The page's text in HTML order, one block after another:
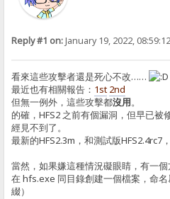
Reply #1 on:January 19, 2022,
看來這些攻擊者還是死心不改……
最近也有相關報告： 1st 2nd
但無一例外，這些攻擊都沒用。
的確，HFS2 之前有個漏洞，但早已
經見不到了。
最新的HFS2.3m，和測試版HFS2.4rc7
當然，如果嫌這種情況礙眼睛，有一個
在 hfs.exe 同目錄創建一個檔案，命
綴）